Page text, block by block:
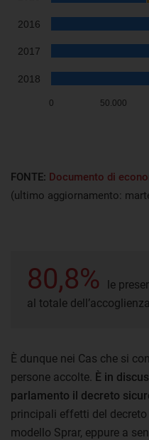
FONTE: Documento di
(ultimo aggiornamento:
80,8%
le
al totale dell’accoglienza.
È dunque nei Cas che si
persone accolte. È in
parlamento il decreto
principali effetti del
modello Sprar, eppure a